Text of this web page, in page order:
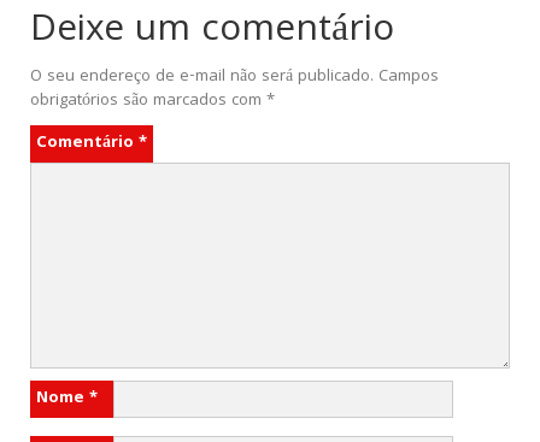
Deixe um comentário
O seu endereço de e-mail não será publicado. Campos
obrigatórios são marcados com *
Comentário *
Nome *